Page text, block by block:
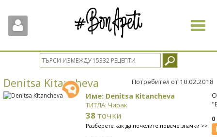
Toggle
Denitsa Kitancheva Потребител от 10.02.2018
Име: Denitsa Kitancheva
ТИТЛА: Чирак
38 точки
Разберете как да печелите повече значки >>